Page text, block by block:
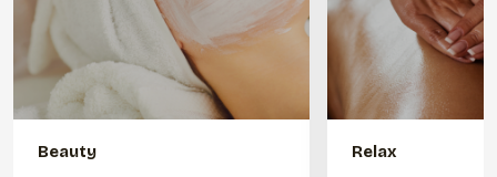
Beauty Relax